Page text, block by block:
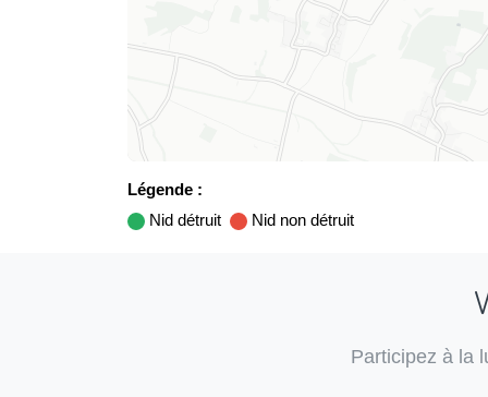
Légende :
Nid détruit
Nid non détruit
Participez à la